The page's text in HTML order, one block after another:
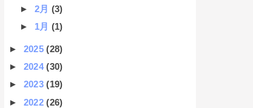
► 2月 (3)
► 1月 (1)
► 2025(28)
► 2024(30)
► 2023(19)
► 2022(26)